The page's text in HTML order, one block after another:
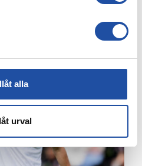
alla
urval